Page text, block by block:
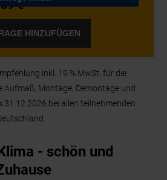
inkl. 19 % MwSt. für die
Montage, Demontage und
31.12.2026 bei allen teilnehmenden
- schön und